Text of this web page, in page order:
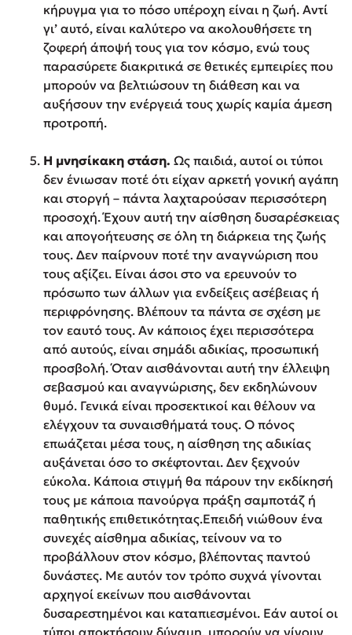
κήρυγμα για το πόσο υπέροχη είναι η ζωή. Αντί
γι’ αυτό, είναι καλύτερο να ακολουθήσετε τη
ζοφερή άποψή τους για τον κόσμο, ενώ τους
παρασύρετε διακριτικά σε θετικές εμπειρίες που
μπορούν να βελτιώσουν τη διάθεση και να
αυξήσουν την ενέργειά τους χωρίς καμία άμεση
προτροπή.
Η μνησίκακη στάση. Ως παιδιά, αυτοί οι τύποι
δεν ένιωσαν ποτέ ότι είχαν αρκετή γονική αγάπη
και στοργή – πάντα λαχταρούσαν περισσότερη
προσοχή. Έχουν αυτή την αίσθηση δυσαρέσκειας
και απογοήτευσης σε όλη τη διάρκεια της ζωής
τους. Δεν παίρνουν ποτέ την αναγνώριση που
τους αξίζει. Είναι άσοι στο να ερευνούν το
πρόσωπο των άλλων για ενδείξεις ασέβειας ή
περιφρόνησης. Βλέπουν τα πάντα σε σχέση με
τον εαυτό τους. Αν κάποιος έχει περισσότερα
από αυτούς, είναι σημάδι αδικίας, προσωπική
προσβολή. Όταν αισθάνονται αυτή την έλλειψη
σεβασμού και αναγνώρισης, δεν εκδηλώνουν
θυμό. Γενικά είναι προσεκτικοί και θέλουν να
ελέγχουν τα συναισθήματά τους. Ο πόνος
επωάζεται μέσα τους, η αίσθηση της αδικίας
αυξάνεται όσο το σκέφτονται. Δεν ξεχνούν
εύκολα. Κάποια στιγμή θα πάρουν την εκδίκησή
τους με κάποια πανούργα πράξη σαμποτάζ ή
παθητικής επιθετικότητας.Επειδή νιώθουν ένα
συνεχές αίσθημα αδικίας, τείνουν να το
προβάλλουν στον κόσμο, βλέποντας παντού
δυνάστες. Με αυτόν τον τρόπο συχνά γίνονται
αρχηγοί εκείνων που αισθάνονται
δυσαρεστημένοι και καταπιεσμένοι. Εάν αυτοί οι